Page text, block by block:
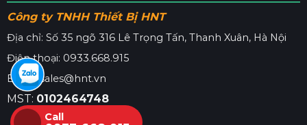
Công ty TNHH Thiết Bị HNT
Địa chỉ: Số 35 ngõ 316 Lê Trọng Tấn, Thanh Xuân, Hà Nội
Điện thoại: 0933.668.915
Email: sales@hnt.vn
MST: 0102464748
Call